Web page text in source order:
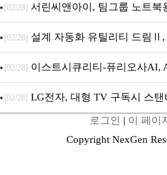
시
[02/28] 서린씨앤아이, 팀그룹 노트북
5600MHz 16GB 출시
[02/28] 설계 자동화 유틸리티 드림Ⅱ,
무상 배포
[02/28] 이스트시큐리티-퓨리오사
세대 AI 보안 플랫폼 구축
[02/28] LG전자, 대형 TV 구독시 스
로그인 | 이 페이
Copyright NexGen